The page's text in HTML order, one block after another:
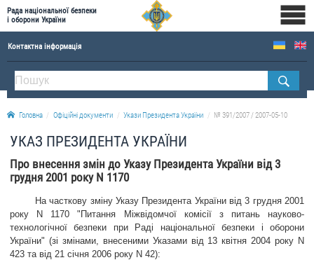
Рада національної безпеки
і оборони України
Контактна інформація
ПРО РНБОУ
Склад Ради національної безпеки і оборони України
Апарат Ради національної безпеки і оборони України
Правова основа діяльності Ради національної безпеки і оборони України
Історична довідка про діяльність Ради національної безпеки і оборони України
ПРЕСЦЕНТР
Новини
Головна Офіційні документи Укази Президента України № 391/2007 / 2007-05-10
УКАЗ ПРЕЗИДЕНТА УКРАЇНИ
Про внесення змін до Указу Президента України від 3
грудня 2001 року N 1170
На часткову зміну Указу Президента України від 3 грудня 2001
року N 1170" Питання Міжвідомчої комісії з питань науково-
технологічної безпеки при Раді національної безпеки і оборони
України" (зі змінами, внесеними Указами від 13 квітня 2004 року N
423 та від 21 січня 2006 року N 42):